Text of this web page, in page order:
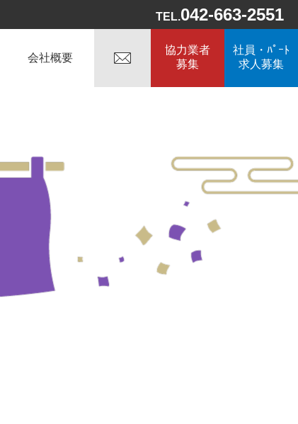
TEL.042-663-2551
会社概要
協力業者
募集
社員・ﾊﾟｰﾄ
求人募集